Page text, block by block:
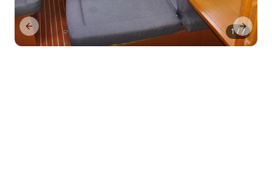
1 / 7
Previous Slide Next